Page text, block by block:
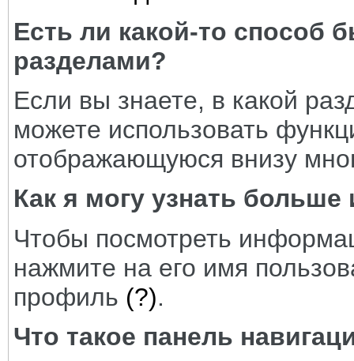
Есть ли какой-то способ
разделами?
Если вы знаете, в какой
можете использовать
отображающуюся внизу
Как я могу узнать
Чтобы посмотреть
нажмите на его имя
профиль (?).
Что такое панель